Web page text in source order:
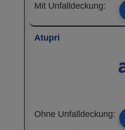
Mit Unfalldeckung:
Atupri
Ohne Unfalldeckung: